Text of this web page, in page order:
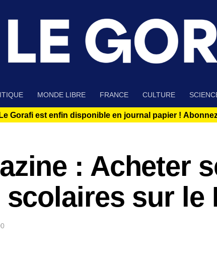
MONDE LIBRE FRANCE CULTURE
Le Gorafi est enfin disponible en journal papier !
: Acheter
sur le